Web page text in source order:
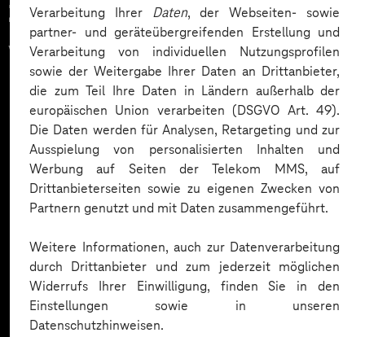
Verarbeitung Ihrer Daten, der Webseiten- sowie
partner- und geräteübergreifenden Erstellung und
Verarbeitung von individuellen Nutzungsprofilen
sowie der Weitergabe Ihrer Daten an Drittanbieter,
die zum Teil Ihre Daten in Ländern außerhalb der
europäischen Union verarbeiten (DSGVO Art. 49).
Die Daten werden für Analysen, Retargeting und zur
Ausspielung von personalisierten Inhalten und
Werbung auf Seiten der Telekom MMS, auf
Drittanbieterseiten sowie zu eigenen Zwecken von
Partnern genutzt und mit Daten zusammengeführt.
Weitere Informationen, auch zur Datenverarbeitung
durch Drittanbieter und zum jederzeit möglichen
Widerrufs Ihrer Einwilligung, finden Sie in den
Einstellungen sowie in unseren
Datenschutzhinweisen.
Zahlreiche Unternehmen
vertrauen auf unsere
Expertise. Hier eine Auswahl: